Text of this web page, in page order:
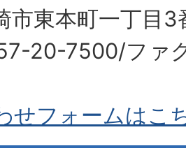
市東本町一丁目
20-7500/ファ
せフォームはこ